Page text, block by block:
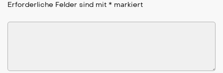
Erforderliche Felder sind mit * markiert